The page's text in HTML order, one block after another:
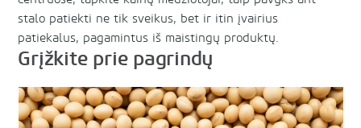
stalo patiekti ne tik sveikus, bet ir itin įvairius
patiekalus, pagamintus iš maistingų produktų.
Grįžkite prie pagrindų